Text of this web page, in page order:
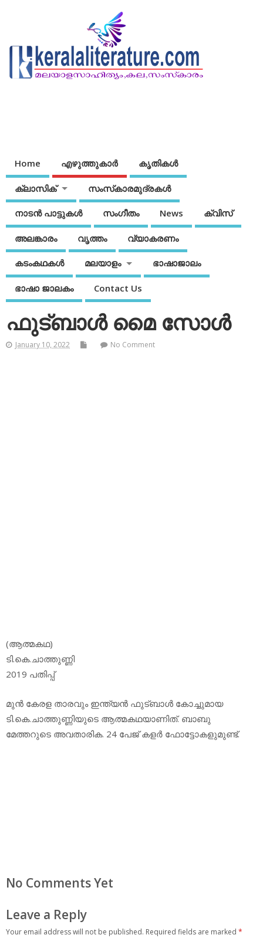
Home എഴുത്തുകാര്‍ കൃതികൾ
ക്ലാസിക് സംസ്‌കാരമുദ്രകള്‍
നാടന്‍ പാട്ടുകള്‍ സംഗീതം News ക്വിസ്
അലങ്കാരം വൃത്തം വ്യാകരണം
കടംകഥകള്‍ മലയാളം ഭാഷാജാലം
ഭാഷാ ജാലകം Contact Us
ഫുട്ബാള്‍ മൈ സോള്‍
January 10, 2022 No Comment
(ആത്മകഥ)
ടി.കെ.ചാത്തുണ്ണി
2019 പതിപ്പ്
മുന്‍ കേരള താരവും ഇന്ത്യന്‍ ഫുട്ബാള്‍ കോച്ചുമായ
ടി.കെ.ചാത്തുണ്ണിയുടെ ആത്മകഥയാണിത്. ബാബു
മേത്തറുടെ അവതാരിക. 24 പേജ് കളര്‍ ഫോട്ടോകളുമുണ്ട്.
No Comments Yet
Leave a Reply
Your email address will not be published. Required fields are marked *